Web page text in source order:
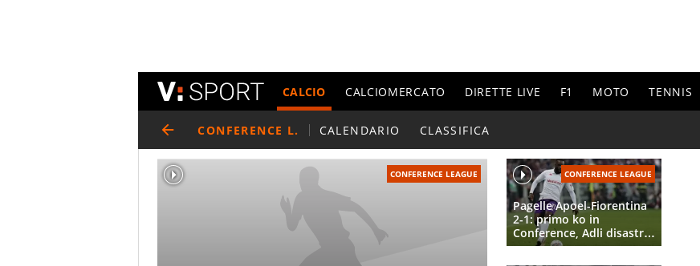
CALCIO CALCIOMERCATO DIRETTE LIVE F1 MOTO TENNIS
CONFERENCE L. CALENDARIO CLASSIFICA
CONFERENCE LEAGUE CONFERENCE LEAGUE
Pagelle Apoel-Fiorentina
2-1: primo ko in
Conference, Adli disastro,
Kayode distratto, Ikoné